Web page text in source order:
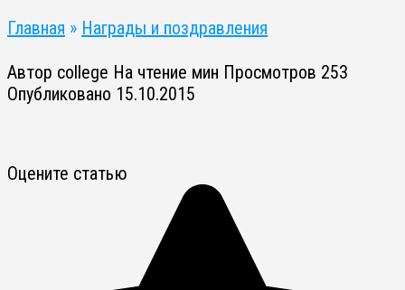
Главная » Награды и поздравления
Автор college На чтение мин Просмотров 253
Опубликовано 15.10.2015
Оцените статью